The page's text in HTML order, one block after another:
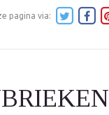
pagina via: